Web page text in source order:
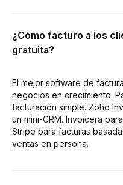
¿Cómo facturo a los
gratuita?
El mejor software de
negocios en crecimiento.
facturación simple. Zoho
un mini-CRM. Invoicera
Stripe para facturas
ventas en persona.